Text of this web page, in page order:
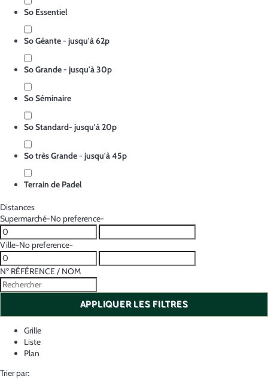
So Essentiel
So Géante - jusqu'à 62p
So Grande - jusqu'à 30p
So Séminaire
So Standard- jusqu'à 20p
So très Grande - jusqu'à 45p
Terrain de Padel
Distances
Supermarché-No preference-
Ville-No preference-
Nº RÉFÉRENCE / NOM
APPLIQUER LES FILTRES
Grille
Liste
Plan
Trier par: